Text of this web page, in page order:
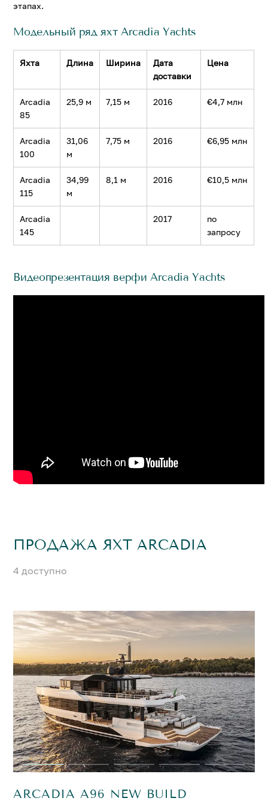
этапах.
Модельный ряд яхт Arcadia Yachts
Яхта Длина Ширина
Дата
доставки
Цена
Arcadia
85
25,9 м 7,15 м 2016 €4,7 млн
Arcadia
100
31,06
м
7,75 м 2016 €6,95 млн
Arcadia
115
34,99
м
8,1 м 2016 €10,5 млн
Arcadia
145
2017
по
запросу
Видеопрезентация верфи Arcadia Yachts
ПРОДАЖА ЯХТ ARCADIA
4 доступно
ARCADIA A96 NEW BUILD